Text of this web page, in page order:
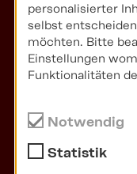
personalisierter
selbst
möchten. Bitte
Einstellungen
Funktionalitäten
Notwendig
Statistik